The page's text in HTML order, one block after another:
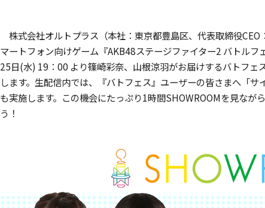
株式会社オルトプラス（本社：東京都豊島区、代表取締役
マートフォン向けゲーム『AKB48ステージファイター2 バトル
25日(水) 19：00 より篠崎彩奈、山根涼羽がお届けするバトフェ
します。生配信内では、『バトフェス』ユーザーの皆さまへ「
も実施します。この機会にたっぷり1時間SHOWROOMを見なが
う！